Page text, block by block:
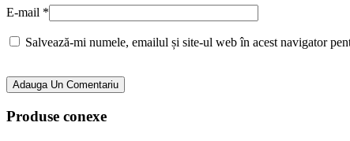
E-mail *
Salvează-mi numele, emailul și site-ul web în acest navigator
Adauga Un Comentariu
Produse conexe